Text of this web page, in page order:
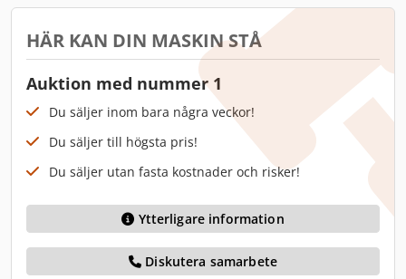
HÄR KAN DIN MASKIN STÅ
Auktion med nummer 1
Du säljer inom bara några veckor!
Du säljer till högsta pris!
Du säljer utan fasta kostnader och risker!
Ytterligare information
Diskutera samarbete